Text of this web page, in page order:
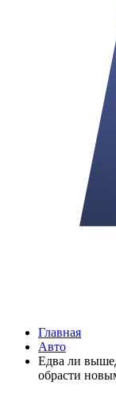
Главная
Авто
Едва ли
обрасти